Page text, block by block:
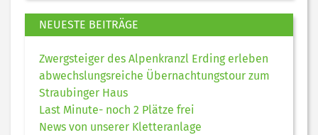
NEUESTE BEITRÄGE
Zwergsteiger des Alpenkranzl Erding erleben
abwechslungsreiche Übernachtungstour zum
Straubinger Haus
Last Minute- noch 2 Plätze frei
News von unserer Kletteranlage